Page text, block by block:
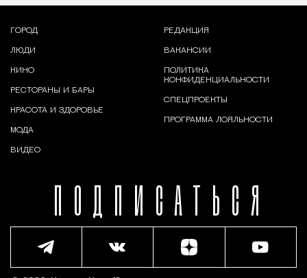
ПОДПИСАТЬСЯ
ГОРОД
ЛЮДИ
КИНО
РЕСТОРАНЫ И БАРЫ
КРАСОТА И ЗДОРОВЬЕ
МОДА
ВИДЕО
РЕДАКЦИЯ
ВАКАНСИИ
ПОЛИТИКА
КОНФИДЕНЦИАЛЬНОСТИ
СПЕЦПРОЕКТЫ
ПРОГРАММА ЛОЯЛЬНОСТИ